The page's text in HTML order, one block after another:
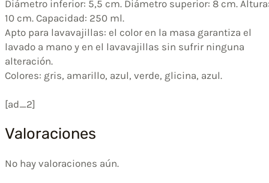
Diámetro inferior: 5,5 cm. Diámetro superior: 8 cm.
10 cm. Capacidad: 250 ml.
Apto para lavavajillas: el color en la masa garantiza el
lavado a mano y en el lavavajillas sin sufrir ninguna
alteración.
Colores: gris, amarillo, azul, verde, glicina, azul.
[ad_2]
Valoraciones
No hay valoraciones aún.